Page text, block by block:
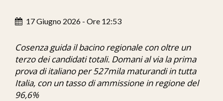
Economia
C7 Play
We Calabria
17 Giugno 2026 - Ore 12:53
Cosenza guida il bacino regionale con oltre un
terzo dei candidati totali. Domani al via la prima
prova di italiano per 527mila maturandi in tutta
Italia, con un tasso di ammissione in regione del
96,6%